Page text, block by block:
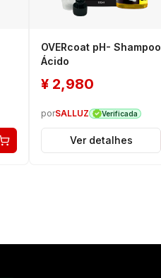
OVERcoat pH- Shampoo
Ácido
¥ 2,980
porSALLUZ Verificada
Ver detalhes